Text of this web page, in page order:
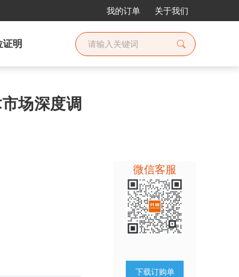
我的订单 关于我们
证明
场深度调
微信客服
下载订购单